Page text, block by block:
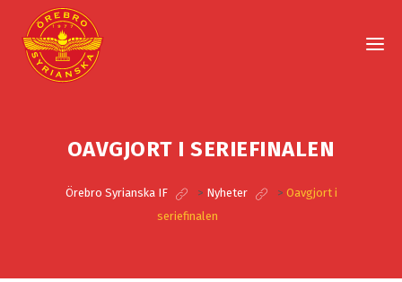
OAVGJORT I SERIEFINALEN
Örebro Syrianska IF > Nyheter > Oavgjort i
seriefinalen